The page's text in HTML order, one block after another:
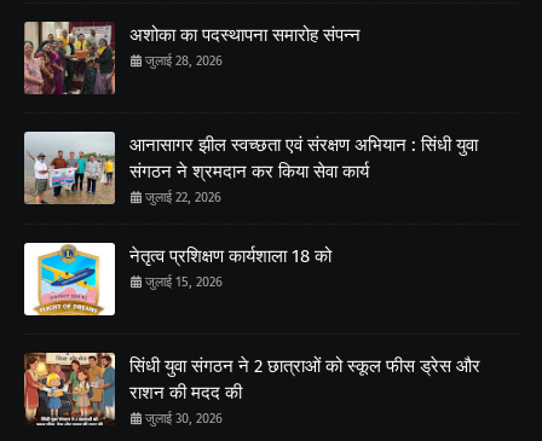
अशोका का पदस्थापना समारोह संपन्न
जुलाई 28, 2026
आनासागर झील स्वच्छता एवं संरक्षण अभियान : सिंधी युवा
संगठन ने श्रमदान कर किया सेवा कार्य
जुलाई 22, 2026
नेतृत्व प्रशिक्षण कार्यशाला 18 को
जुलाई 15, 2026
सिंधी युवा संगठन ने 2 छात्राओं को स्कूल फीस ड्रेस और
राशन की मदद की
जुलाई 30, 2026